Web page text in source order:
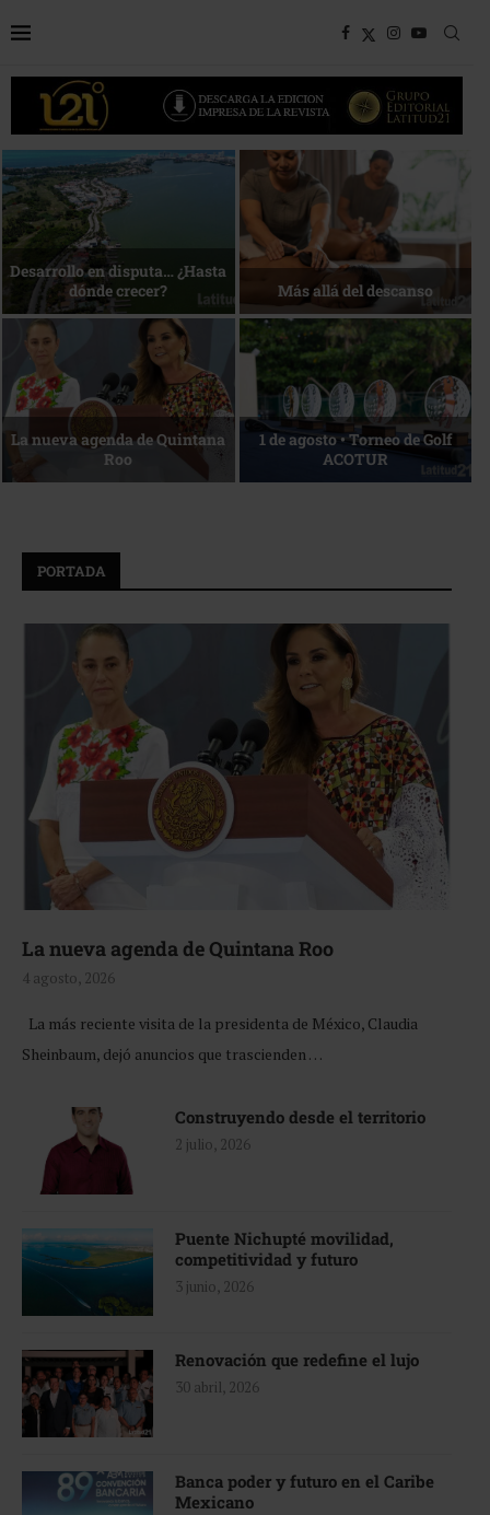
Bottega, un viaje servido a la
mesa
Energía que Impulsa la
competitividad
Reconocimiento de viajeros La esencia del servicio
PORTADA
La nueva agenda de Quintana Roo
4 agosto, 2026
La más reciente visita de la presidenta de México, Claudia
Sheinbaum, dejó anuncios que trascienden …
Construyendo desde el territorio
2 julio, 2026
Puente Nichupté movilidad,
competitividad y futuro
3 junio, 2026
Renovación que redefine el lujo
30 abril, 2026
Banca poder y futuro en el Caribe
Mexicano